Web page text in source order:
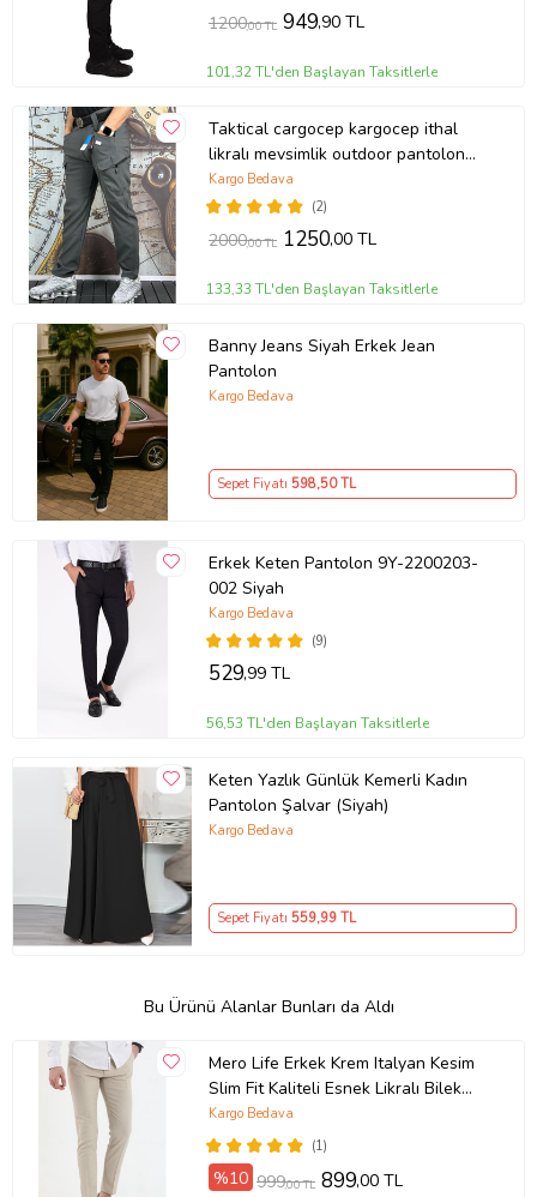
1200,00 TL 949,90 TL
101,32 TL'den Başlayan Taksitlerle
Taktical cargocep kargocep ithal
likralı mevsimlik outdoor pantolon
(Antrasit)
(2)
Kargo Bedava
2000,00 TL 1250,00 TL
133,33 TL'den Başlayan Taksitlerle
Banny Jeans Siyah Erkek Jean
Pantolon
Kargo Bedava
Sepet Fiyatı 598,50 TL
Erkek Keten Pantolon 9Y-2200203-
002 Siyah
(9)
Kargo Bedava
529,99 TL
56,53 TL'den Başlayan Taksitlerle
Keten Yazlık Günlük Kemerli Kadın
Pantolon Şalvar (Siyah)
Kargo Bedava
Sepet Fiyatı 559,99 TL
Bu Ürünü Alanlar Bunları da Aldı
Mero Life Erkek Krem Italyan Kesim
Slim Fit Kaliteli Esnek Likralı Bilek
Boy Kumaş Pantolon
(1)
Kargo Bedava
%10 999,00 TL 899,00 TL